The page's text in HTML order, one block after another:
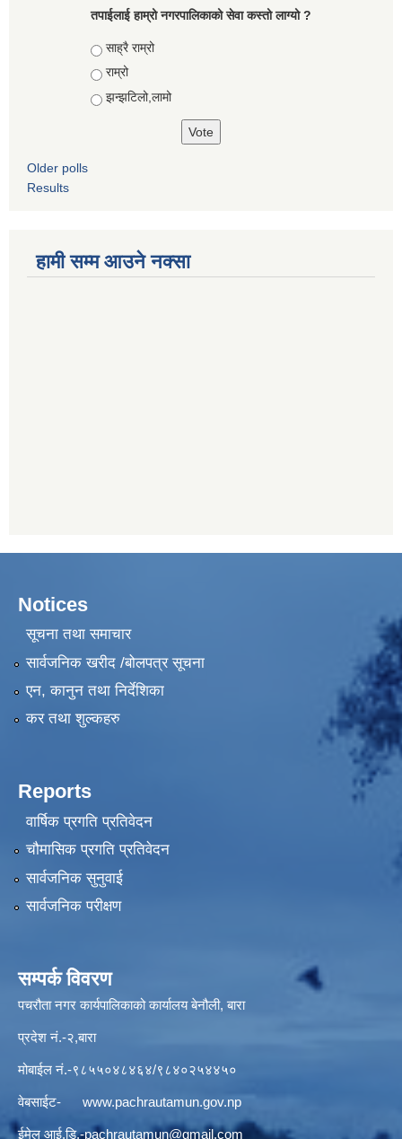
तपाईलाई हाम्रो नगरपालिकाको सेवा कस्तो लाग्यो ?
Choices
साह्रै राम्रो
राम्रो
झन्झटिलो,लामो
Older polls
Results
हामी सम्म आउने नक्सा
Notices
सूचना तथा समाचार
सार्वजनिक खरीद /बोलपत्र सूचना
एन, कानुन तथा निर्देशिका
कर तथा शुल्कहरु
Reports
वार्षिक प्रगति प्रतिवेदन
चौमासिक प्रगति प्रतिवेदन
सार्वजनिक सुनुवाई
सार्वजनिक परीक्षण
सम्पर्क विवरण
पचरौता नगर कार्यपालिकाको कार्यालय बेनौली, बारा
प्रदेश नं.-२,बारा
मोबाईल नं.-९८५५०४८४६४/९८४०२५४४५०
वेबसाईट- www.pachrautamun.gov.np
ईमेल आई.डि.-pachrautamun@gmail.com